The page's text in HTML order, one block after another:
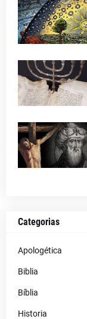
Categorias
Apologética
Biblia
Bíblia
Historia